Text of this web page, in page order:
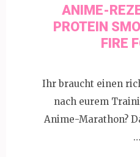
ANIME-
PROTEIN
FIRE
Ihr braucht einen
nach eurem
Anime-Marathon?
…